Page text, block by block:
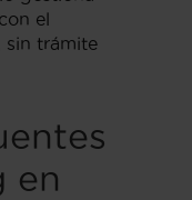
el
sin trámite
en